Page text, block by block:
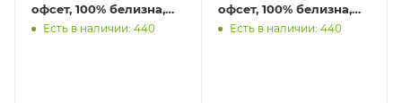
офсет, 100% белизна,
мелованный картон
Есть в наличии: 440
офсет, 100% белизна,
мелованный картон
Есть в наличии: 440